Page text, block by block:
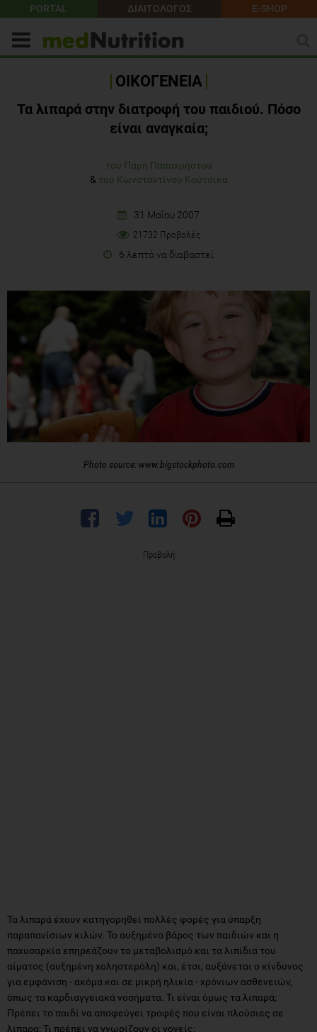
PORTAL ΔΙΑΙΤΟΛΟΓΟΣ E-SHOP
ΟΙΚΟΓΕΝΕΙΑ
Τα λιπαρά στην διατροφή του παιδιού. Πόσο
είναι αναγκαία;
του Πάρη Παπαχρήστου
& του Κωνσταντίνου Κούτσικα
31 Μαΐου 2007
21732 Προβολές
6 λεπτά να διαβαστεί
Photo source: www.bigstockphoto.com
Προβολή
Τα λιπαρά έχουν κατηγορηθεί πολλές φορές για ύπαρξη
παραπανίσιων κιλών. Το αυξημένο βάρος των παιδιών και η
παχυσαρκία επηρεάζουν το μεταβολισμό και τα λιπίδια του
αίματος (αυξημένη χοληστερόλη) και, έτσι, αυξάνεται ο κίνδυνος
για εμφάνιση - ακόμα και σε μικρή ηλικία - χρόνιων ασθενειών,
όπως τα καρδιαγγειακά νοσήματα. Τι είναι όμως τα λιπαρά;
Πρέπει το παιδί να αποφεύγει τροφές που είναι πλούσιες σε
λιπαρα; Τι πρέπει να γνωρίζουν οι γονείς;